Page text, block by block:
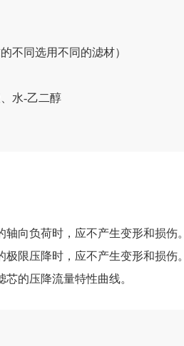
不同选用不同的滤材）
水-乙二醇
向负荷时，应不产生变形和损伤。
限压降时，应不产生变形和损伤。
的压降流量特性曲线。